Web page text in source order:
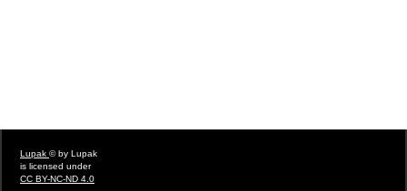
Lupak © by Lupak
is licensed under
CC BY-NC-ND 4.0